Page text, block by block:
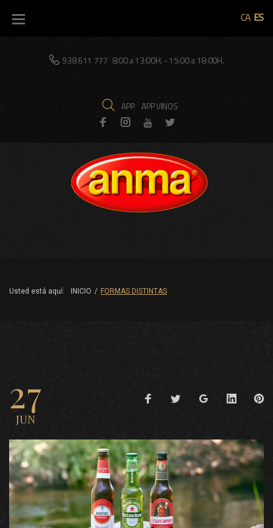
938 611 777 8:00 a 13:00H. - 15:00 a 18:00H.
APP APP VINOS
Usted está aquí: INICIO / FORMAS DISTINTAS
27
JUN
CA ES